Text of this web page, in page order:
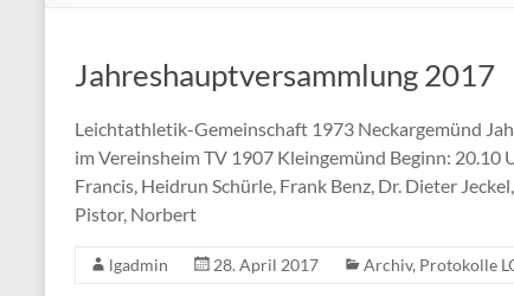
Jahreshauptversammlung 2017
Leichtathletik-Gemeinschaft 1973 Neckargemünd
im Vereinsheim TV 1907 Kleingemünd Beginn:
Francis, Heidrun Schürle, Frank Benz, Dr. Dieter
Pistor, Norbert
lgadmin 28. April 2017 Archiv, Protokolle